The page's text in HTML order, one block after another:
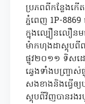
ប្រភពពីកន្លែងក
ភ្នំពេញ 1P-
ក្នុងល្បឿនលឿន
ម៉ាកហុងដាស្គុបពី
ផ្លូវ២០១១ ទិសដ
ឆ្វេងទាំងបញ្រ្ច
សងខាងនិងធ្វើឲ្
ស្គុបពីវិញបានរង